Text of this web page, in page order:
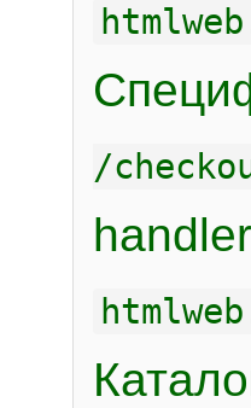
/
handler